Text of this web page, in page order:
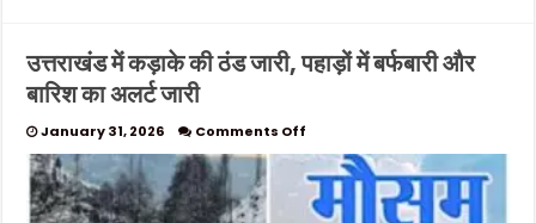
उत्तराखंड में कड़ाके की ठंड जारी, पहाड़ों में बर्फबारी और
बारिश का अलर्ट जारी
January 31, 2026 Comments Off
उत्तराखंड
में
कड़ाके
की